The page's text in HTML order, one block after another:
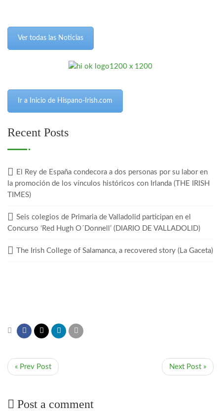
Ver todas las Noticias
Ir a Inicio de Hispano-Irish.com
Recent Posts
El Rey de España condecora a dos personas por su labor en
la promoción de los vínculos históricos con Irlanda (THE IRISH
TIMES)
Seis colegios de Primaria de Valladolid participan en el
Concurso ‘Red Hugh O´Donnell’ (DIARIO DE VALLADOLID)
The Irish College of Salamanca, a recovered story (La Gaceta)
« Prev Post Next Post »
Post a comment